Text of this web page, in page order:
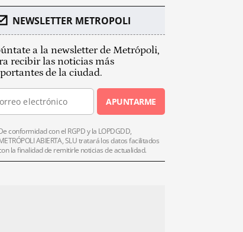
NEWSLETTER METROPOLI
a la newsletter de Metrópoli,
recibir las noticias más
de la ciudad.
APUNTARME
conformidad con el RGPD y la LOPDGDD,
ABIERTA, SLU tratará los datos facilitados
la finalidad de remitirle noticias de actualidad.